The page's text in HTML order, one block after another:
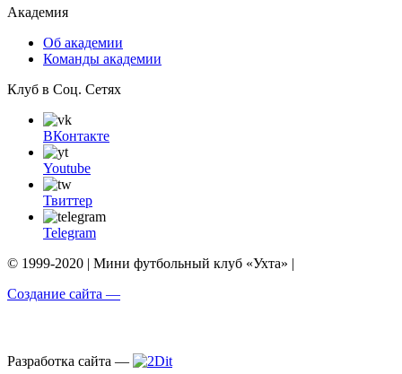
Академия
Об академии
Команды академии
Клуб в Соц. Сетях
ВКонтакте
Youtube
Твиттер
Telegram
© 1999-2020 | Мини футбольный клуб «Ухта» |
Создание сайта —
Разработка сайта —